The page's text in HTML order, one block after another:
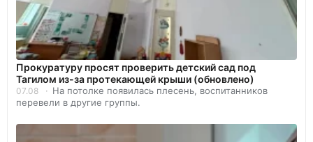
Прокуратуру просят проверить детский сад под
Тагилом из-за протекающей крыши (обновлено)
07.08
На потолке появилась плесень, воспитанников
перевели в другие группы.